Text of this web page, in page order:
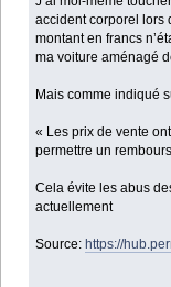
accident corporel lors
montant en francs
ma voiture aménagé
Mais comme indiqué
« Les prix de vente
permettre un
Cela évite les abus
actuellement
Source: https://